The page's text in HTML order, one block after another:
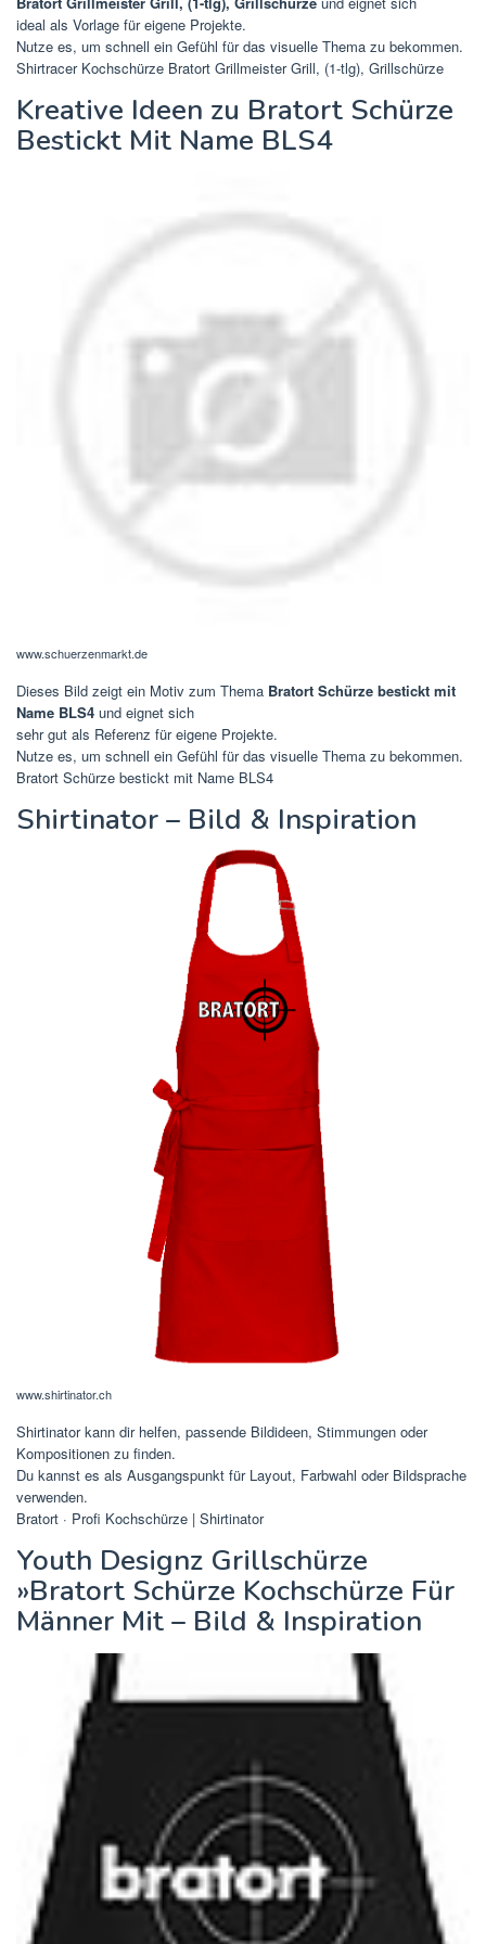
ideal als Vorlage für eigene Projekte.
Nutze es, um schnell ein Gefühl für das visuelle Thema zu bekommen.
Shirtracer Kochschürze Bratort Grillmeister Grill, (1-tlg), Grillschürze
Kreative Ideen zu Bratort Schürze
Bestickt Mit Name BLS4
www.schuerzenmarkt.de
Dieses Bild zeigt ein Motiv zum Thema Bratort Schürze bestickt mit
Name BLS4 und eignet sich
sehr gut als Referenz für eigene Projekte.
Nutze es, um schnell ein Gefühl für das visuelle Thema zu bekommen.
Bratort Schürze bestickt mit Name BLS4
Shirtinator – Bild & Inspiration
www.shirtinator.ch
Shirtinator kann dir helfen, passende Bildideen, Stimmungen oder
Kompositionen zu finden.
Du kannst es als Ausgangspunkt für Layout, Farbwahl oder Bildsprache
verwenden.
Bratort · Profi Kochschürze | Shirtinator
Youth Designz Grillschürze
»Bratort Schürze Kochschürze Für
Männer Mit – Bild & Inspiration